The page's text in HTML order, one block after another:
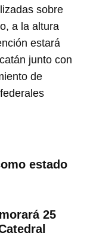
sobre
a la altura
estará
junto con
de
estado
25